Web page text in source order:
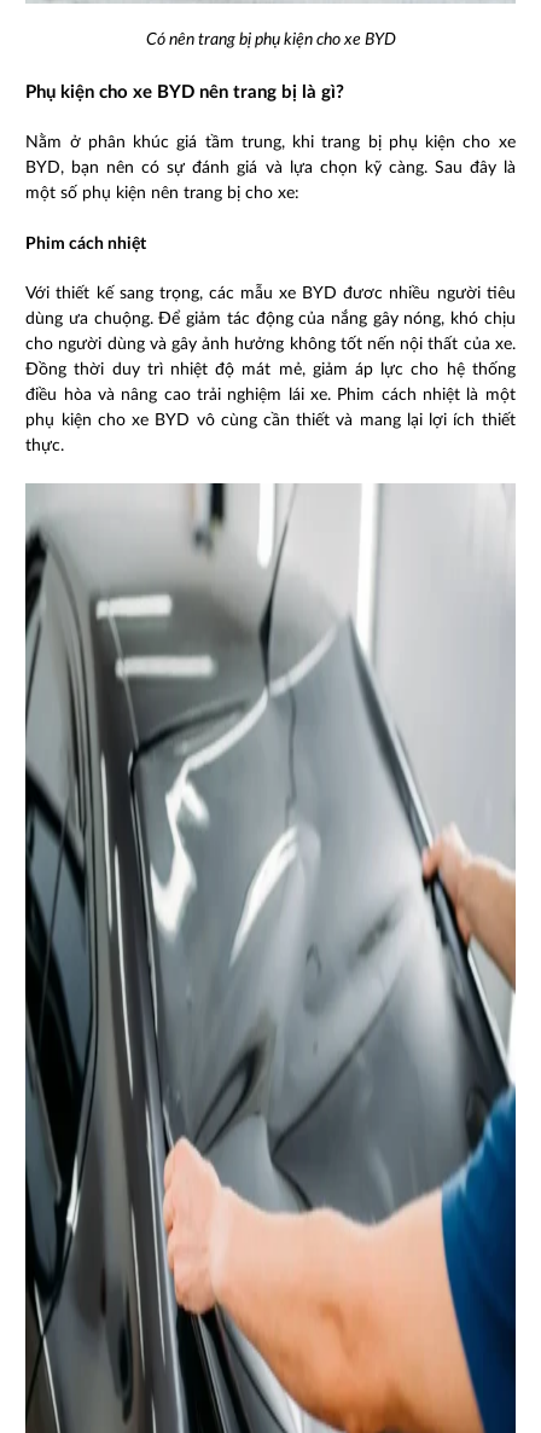
Có nên trang bị phụ kiện cho xe BYD
Phụ kiện cho xe BYD nên trang bị là gì?
Nằm ở phân khúc giá tầm trung, khi trang bị phụ kiện cho xe
BYD, bạn nên có sự đánh giá và lựa chọn kỹ càng. Sau đây là
một số phụ kiện nên trang bị cho xe:
Phim cách nhiệt
Với thiết kế sang trọng, các mẫu xe BYD đươc nhiều người tiêu
dùng ưa chuộng. Để giảm tác động của nắng gây nóng, khó chịu
cho người dùng và gây ảnh hưởng không tốt nến nội thất của xe.
Đồng thời duy trì nhiệt độ mát mẻ, giảm áp lực cho hệ thống
điều hòa và nâng cao trải nghiệm lái xe. Phim cách nhiệt là một
phụ kiện cho xe BYD vô cùng cần thiết và mang lại lợi ích thiết
thực.